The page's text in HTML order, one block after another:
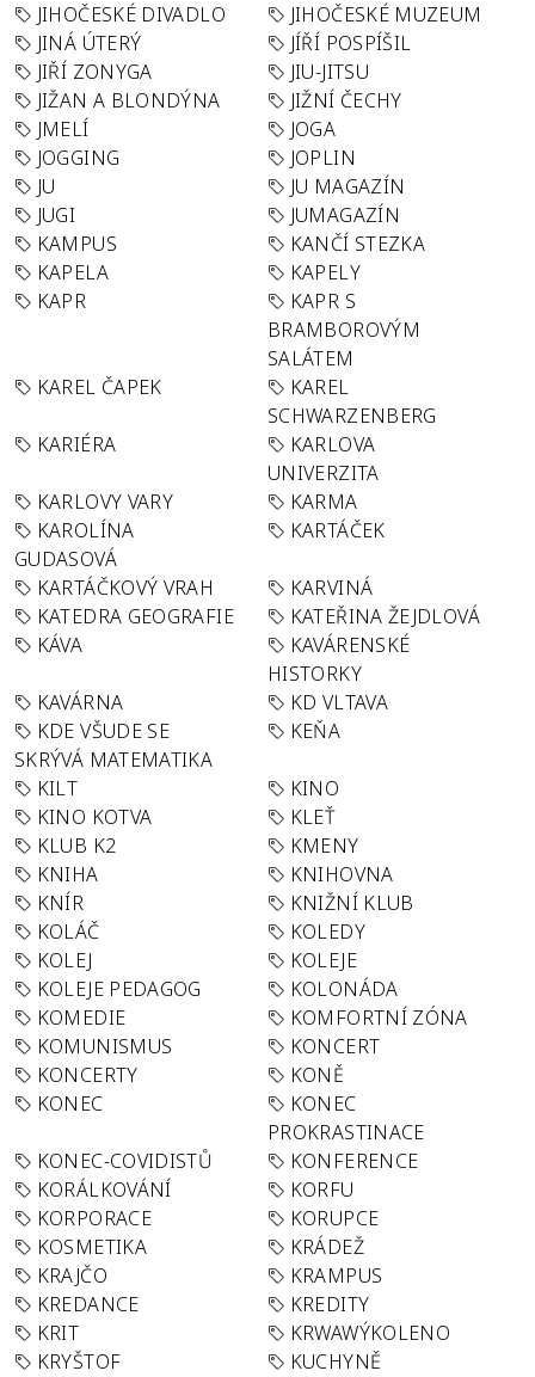
JIHOČESKÉ DIVADLO
JIHOČESKÉ MUZEUM
JINÁ ÚTERÝ
JÍŘÍ POSPÍŠIL
JIŘÍ ZONYGA
JIU-JITSU
JIŽAN A BLONDÝNA
JIŽNÍ ČECHY
JMELÍ
JOGA
JOGGING
JOPLIN
JU
JU MAGAZÍN
JUGI
JUMAGAZÍN
KAMPUS
KANČÍ STEZKA
KAPELA
KAPELY
KAPR
KAPR S
BRAMBOROVÝM
SALÁTEM
KAREL ČAPEK
KAREL
SCHWARZENBERG
KARIÉRA
KARLOVA
UNIVERZITA
KARLOVY VARY
KARMA
KAROLÍNA
GUDASOVÁ
KARTÁČEK
KARTÁČKOVÝ VRAH
KARVINÁ
KATEDRA GEOGRAFIE
KATEŘINA ŽEJDLOVÁ
KÁVA
KAVÁRENSKÉ
HISTORKY
KAVÁRNA
KD VLTAVA
KDE VŠUDE SE
SKRÝVÁ MATEMATIKA
KEŇA
KILT
KINO
KINO KOTVA
KLEŤ
KLUB K2
KMENY
KNIHA
KNIHOVNA
KNÍR
KNIŽNÍ KLUB
KOLÁČ
KOLEDY
KOLEJ
KOLEJE
KOLEJE PEDAGOG
KOLONÁDA
KOMEDIE
KOMFORTNÍ ZÓNA
KOMUNISMUS
KONCERT
KONCERTY
KONĚ
KONEC
KONEC
PROKRASTINACE
KONEC-COVIDISTŮ
KONFERENCE
KORÁLKOVÁNÍ
KORFU
KORPORACE
KORUPCE
KOSMETIKA
KRÁDEŽ
KRAJČO
KRAMPUS
KREDANCE
KREDITY
KRIT
KRWAWÝKOLENO
KRYŠTOF
KUCHYNĚ